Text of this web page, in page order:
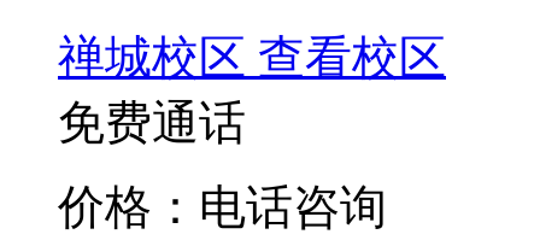
禅城校区 查看校区
免费通话
价格：电话咨询